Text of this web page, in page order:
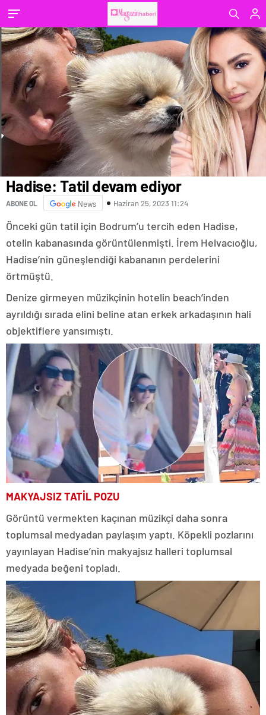
Hadise: Tatil devam ediyor
ABONE OL News Haziran 25, 2023 11:24
Önceki gün tatil için Bodrum’u tercih eden Hadise,
otelin kabanasında görüntülenmişti. İrem Helvacıoğlu,
Hadise’nin güneşlendiği kabananın perdelerini
örtmüştü.
Denize girmeyen müzikçinin hotelin beach’inden
ayrıldığı sırada elini beline atan erkek arkadaşının hali
objektiflere yansımıştı.
MAKYAJSIZ TATİL POZU
Görüntü vermekten kaçınan müzikçi daha sonra
toplumsal medyadan paylaşım yaptı. Köpekli pozlarını
yayınlayan Hadise’nin makyajsız halleri toplumsal
medyada beğeni topladı.